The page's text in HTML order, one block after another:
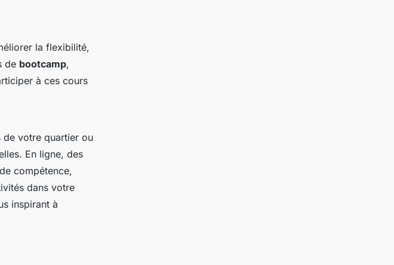
la flexibilité,
de bootcamp,
à ces cours
de votre quartier ou
En ligne, des
compétence,
dans votre
inspirant à